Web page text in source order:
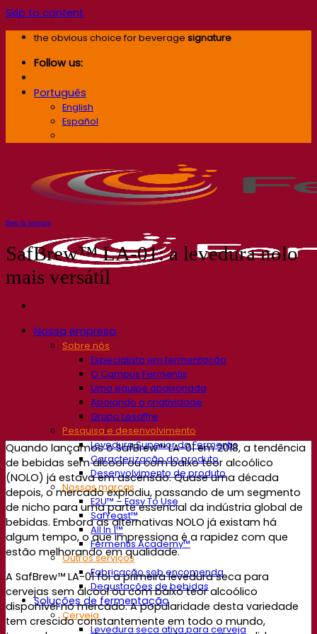
Skip to content
the obvious choice for beverage signature
Follow us:
Português
English
Español
Nossa empresa
Sobre nós
Especialista em fermentação
O Campus Fermentis
Uma equipe apaixonada
Apoiando a criatividade
Grupo Lesaffre
Pesquisa e desenvolvimento
Levedura Superior da Fermentis
Caracterização do produto
Desenvolvimento de produto
Nossas marcas
E2U™ – Easy To Use
SafYeast™
All In 1™
Fermentis Academy™
Outros serviços
Fabricação sob encomenda
Degustações de bebidas
Soluções de fermentação
Cerveja
Levedura seca ativa para cerveja
Beer & brewing
SafBrew™ LA-01: a levedura nolo
mais versátil
Quando lançamos o SafBrew™ LA-01 em 2018, a tendência
de bebidas sem álcool ou com baixo teor alcoólico
(NOLO) já estava em ascensão. Quase uma década
depois, o mercado explodiu, passando de um segmento
de nicho para uma parte essencial da indústria global de
bebidas. Embora as alternativas NOLO já existam há
algum tempo, o que impressiona é a rapidez com que
estão melhorando em qualidade.
A SafBrew™ LA-01 foi a primeira levedura seca para
cervejas sem álcool ou com baixo teor alcoólico
disponível no mercado. A popularidade desta variedade
tem crescido constantemente em todo o mundo,